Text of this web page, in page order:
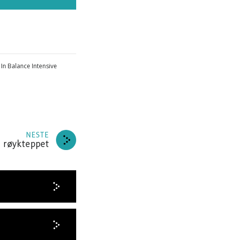
Balance Intensive
NESTE
røykteppet
og